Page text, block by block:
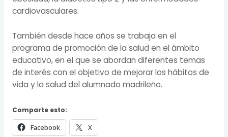
cardiovasculares.
También desde hace años se trabaja en el
programa de promoción de la salud en el ámbito
educativo, en el que se abordan diferentes temas
de interés con el objetivo de mejorar los hábitos de
vida y la salud del alumnado madrileño.
Comparte esto:
Facebook X